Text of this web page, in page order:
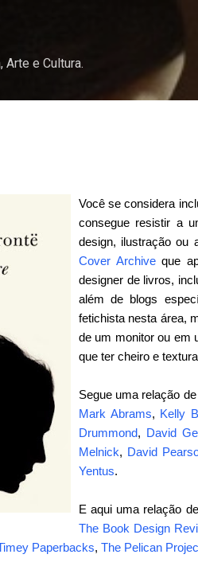
Arte e Cultura.
Você se considera
consegue resistir a
design, ilustração ou
Cover Archiveque
designer de livros,
além de blogs
fetichista nesta área,
de um monitor ou em
que ter cheiro e
Segue uma relação
Mark Abrams, Kelly
Drummond, David
Melnick, David
Yentus.
E aqui uma relação
The Book Design
Paperbacks, The Pelican